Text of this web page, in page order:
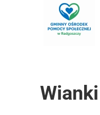
do treści głównej
Wianki